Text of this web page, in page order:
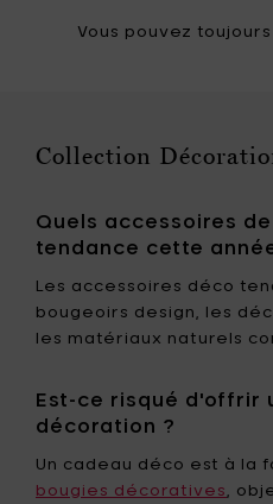
Vous pouvez
Collection
Quels accessoires
tendance cette
Les accessoires déco
bougeoirs design, les
les matériaux naturels
Est-ce risqué d'offrir
décoration ?
Un cadeau déco est à la
bougies décoratives,